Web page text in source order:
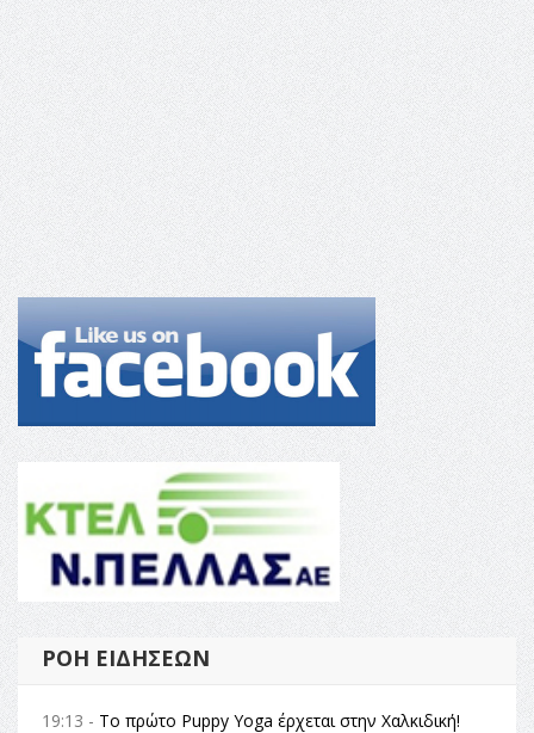
ΡΟΉ ΕΙΔΉΣΕΩΝ
19:13 - Το πρώτο Puppy Yoga έρχεται στην Χαλκιδική!